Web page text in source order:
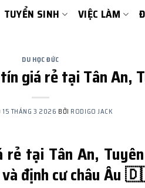
TUYỂN SINH VIỆC LÀM
DU HỌC ĐỨC
giá rẻ tại Tân An,
15 THÁNG 3 2026 BỞI RODIGO JACK
tại Tân An,
và định cư châu